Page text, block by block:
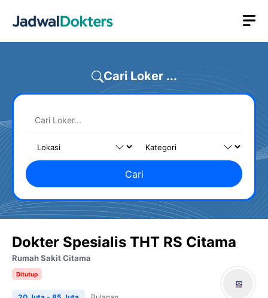
Cari Loker ...
Cari
Dokter Spesialis THT RS Citama
Rumah Sakit Citama
Ditutup